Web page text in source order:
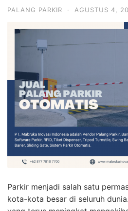
PALANG PARKIR · AGUSTUS 4,
Parkir menjadi salah satu
kota-kota besar di seluruh